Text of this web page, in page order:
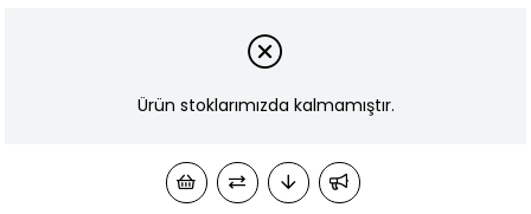
Ürün stoklarımızda kalmamıştır.